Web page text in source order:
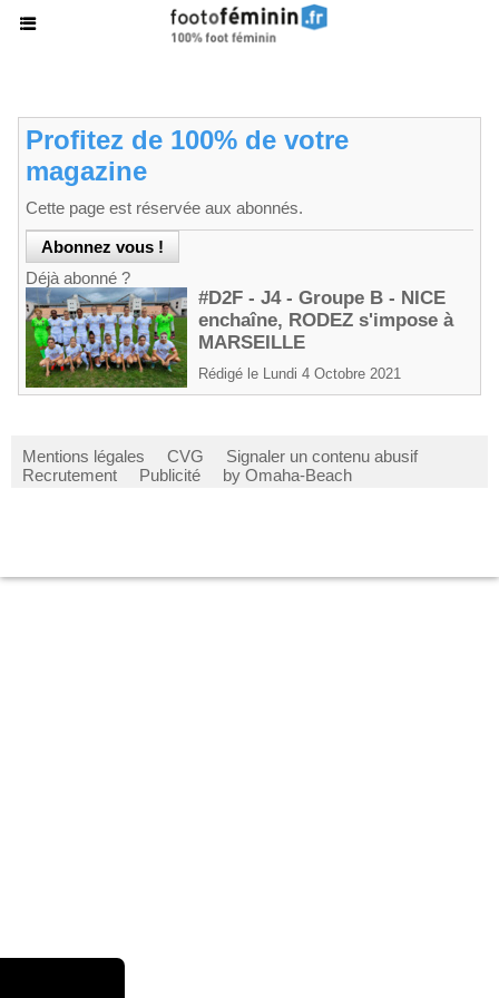
Profitez de 100% de votre
magazine
Cette page est réservée aux abonnés.
Déjà abonné ?
#D2F - J4 - Groupe B - NICE
enchaîne, RODEZ s'impose à
MARSEILLE
Rédigé le Lundi 4 Octobre 2021
Mentions légales CVG
Signaler un contenu abusif
Recrutement
Publicité by Omaha-Beach